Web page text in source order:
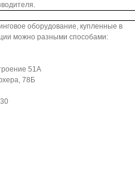
оборудование, купленные в
можно разными способами:
51А
78Б